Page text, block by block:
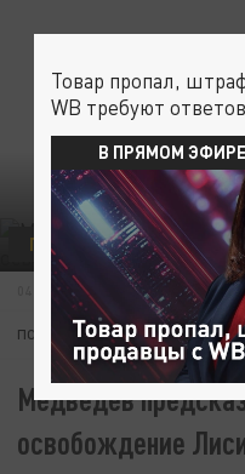
ПОЛИТИКА
04 ИЮЛЯ 15:04
ПОДПИШИТЕСЬ:
Медведев
освобождение
Товар пропал,
WB требуют ответов
В ПРЯМОМ